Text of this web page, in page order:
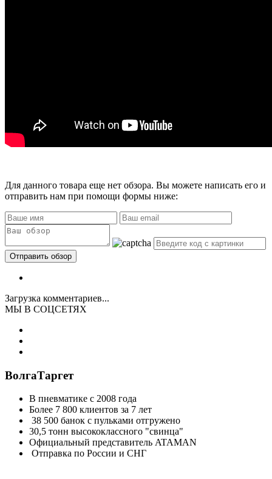
Для данного товара еще нет обзора. Вы можете написать его и
отправить нам при помощи формы ниже:
Загрузка комментариев...
МЫ В СОЦСЕТЯХ
ВолгаТаргет
В пневматике с 2008 года
Более 7 800 клиентов за 7 лет
38 500 банок с пульками отгружено
30,5 тонн высококлассного "свинца"
Официальный представитель ATAMAN
Отправка по России и СНГ